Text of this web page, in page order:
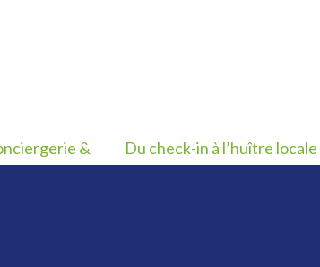
&
Du check-in à l’huître